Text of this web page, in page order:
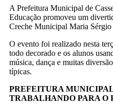
A Prefeitura Municipal de
Educação promoveu um
Creche Municipal Maria
O evento foi realizado nesta
todo decorado e os alunos
música, dança e muitas
típicas.
PREFEITURA
TRABALHANDO PARA O